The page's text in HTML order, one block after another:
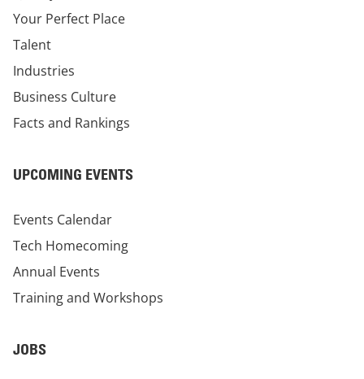
Your Perfect Place
Talent
Industries
Business Culture
Facts and Rankings
UPCOMING EVENTS
Events Calendar
Tech Homecoming
Annual Events
Training and Workshops
JOBS